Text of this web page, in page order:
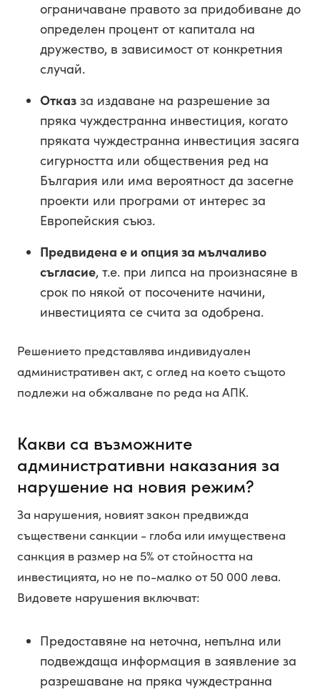
ограничаване правото за придобиване до
определен процент от капитала на
дружество, в зависимост от конкретния
случай.
Отказ за издаване на разрешение за
пряка чуждестранна инвестиция, когато
пряката чуждестранна инвестиция засяга
сигурността или обществения ред на
България или има вероятност да засегне
проекти или програми от интерес за
Европейския съюз.
Предвидена е и опция за мълчаливо
съгласие, т.е. при липса на произнасяне в
срок по някой от посочените начини,
инвестицията се счита за одобрена.
Решението представлява индивидуален
административен акт, с оглед на което същото
подлежи на обжалване по реда на АПК.
Какви са възможните
административни наказания за
нарушение на новия режим?
За нарушения, новият закон предвижда
съществени санкции - глоба или имуществена
санкция в размер на 5% от стойността на
инвестицията, но не по-малко от 50 000 лева.
Видовете нарушения включват:
Предоставяне на неточна, непълна или
подвеждаща информация в заявление за
разрешаване на пряка чуждестранна